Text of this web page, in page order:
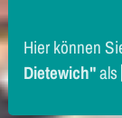
Hier können
Dietewich"als